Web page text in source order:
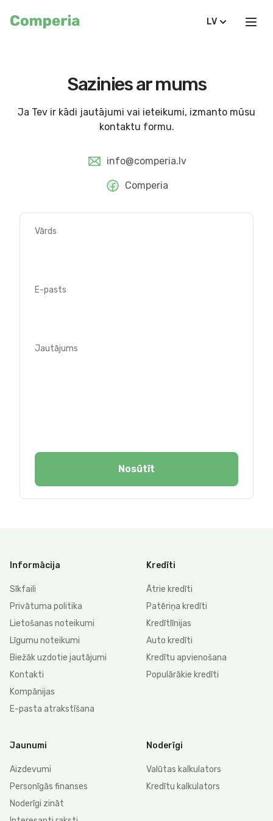
LV
Sazinies ar mums
Ja Tev ir kādi jautājumi vai ieteikumi, izmanto mūsu
kontaktu formu.
info@comperia.lv
Comperia
Vārds
E-pasts
Jautājums
Nosūtīt
Informācija
Sīkfaili
Privātuma politika
Lietošanas noteikumi
Līgumu noteikumi
Biežāk uzdotie jautājumi
Kontakti
Kompānijas
E-pasta atrakstīšana
Kredīti
Ātrie kredīti
Patēriņa kredīti
Kredītlīnijas
Auto kredīti
Kredītu apvienošana
Populārākie kredīti
Jaunumi
Aizdevumi
Personīgās finanses
Noderīgi zināt
Noderīgi
Valūtas kalkulators
Kredītu kalkulators